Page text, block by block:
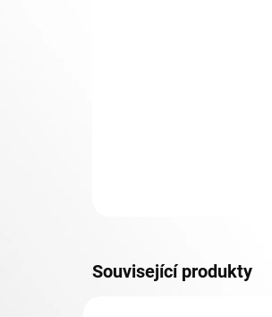
Související produkty